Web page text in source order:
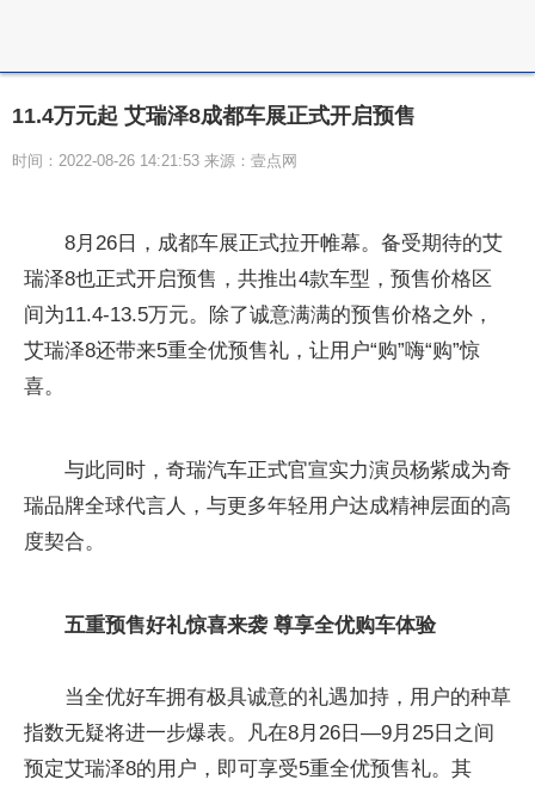
11.4万元起 艾瑞泽8成都车展正式开启预售
时间：2022-08-26 14:21:53 来源：壹点网
8月26日，成都车展正式拉开帷幕。备受期待的艾
瑞泽8也正式开启预售，共推出4款车型，预售价格区
间为11.4-13.5万元。除了诚意满满的预售价格之外，
艾瑞泽8还带来5重全优预售礼，让用户“购”嗨“购”惊
喜。
与此同时，奇瑞汽车正式官宣实力演员杨紫成为奇
瑞品牌全球代言人，与更多年轻用户达成精神层面的高
度契合。
五重预售好礼惊喜来袭 尊享全优购车体验
当全优好车拥有极具诚意的礼遇加持，用户的种草
指数无疑将进一步爆表。凡在8月26日—9月25日之间
预定艾瑞泽8的用户，即可享受5重全优预售礼。其